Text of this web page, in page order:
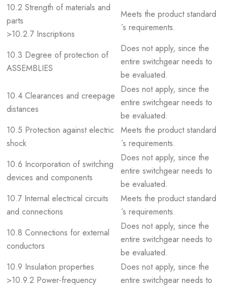
10.2 Strength of materials and
parts
>10.2.7 Inscriptions
Meets the product standard
´s requirements.
10.3 Degree of protection of
ASSEMBLIES
Does not apply, since the
entire switchgear needs to
be evaluated.
10.4 Clearances and creepage
distances
Does not apply, since the
entire switchgear needs to
be evaluated.
10.5 Protection against electric
shock
Meets the product standard
´s requirements.
10.6 Incorporation of switching
devices and components
Does not apply, since the
entire switchgear needs to
be evaluated.
10.7 Internal electrical circuits
and connections
Meets the product standard
´s requirements.
10.8 Connections for external
conductors
Does not apply, since the
entire switchgear needs to
be evaluated.
10.9 Insulation properties
>10.9.2 Power-frequency
Does not apply, since the
entire switchgear needs to